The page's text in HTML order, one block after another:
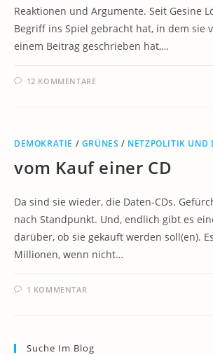
Reaktionen und Argumente. Seit Gesine
Begriff ins Spiel gebracht hat, in dem sie
einem Beitrag geschrieben hat,…
12 KOMMENTARE
DEMOKRATIE / GRÜNES / NETZPOLITIK UND
vom Kauf einer CD
Da sind sie wieder, die Daten-CDs.
nach Standpunkt. Und, endlich gibt es
darüber, ob sie gekauft werden soll(en).
Millionen, wenn nicht…
1 KOMMENTAR
Suche Im Blog